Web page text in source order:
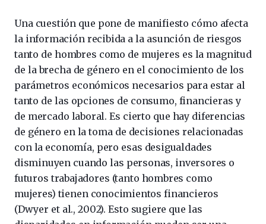
Una cuestión que pone de manifiesto cómo afecta
la información recibida a la asunción de riesgos
tanto de hombres como de mujeres es la magnitud
de la brecha de género en el conocimiento de los
parámetros económicos necesarios para estar al
tanto de las opciones de consumo, financieras y
de mercado laboral. Es cierto que hay diferencias
de género en la toma de decisiones relacionadas
con la economía, pero esas desigualdades
disminuyen cuando las personas, inversores o
futuros trabajadores (tanto hombres como
mujeres) tienen conocimientos financieros
(Dwyer et al., 2002). Esto sugiere que las